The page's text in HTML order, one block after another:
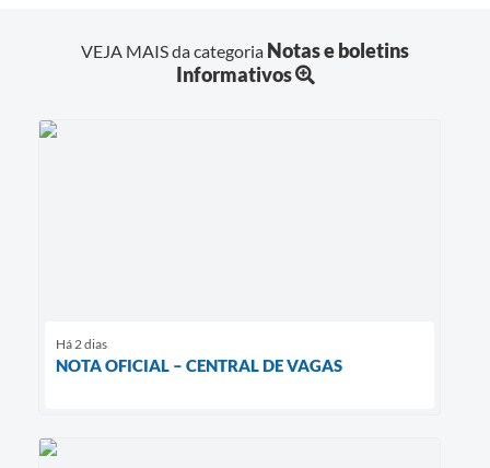
VEJA MAIS da categoria Notas e boletins
Informativos
Há 2 dias
NOTA OFICIAL – CENTRAL DE VAGAS